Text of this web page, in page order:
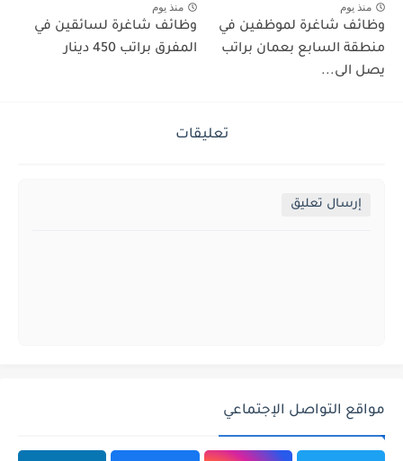
منذ يوم
وظائف شاغرة لموظفين في
منطقة السابع بعمان براتب
يصل الى...
منذ يوم
وظائف شاغرة لسائقين في
المفرق براتب 450 دينار
تعليقات
إرسال تعليق
مواقع التواصل الإجتماعي